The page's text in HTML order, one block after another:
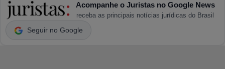
Acompanhe o Juristas no Google News
receba as principais notícias jurídicas do Brasil
Seguir no Google